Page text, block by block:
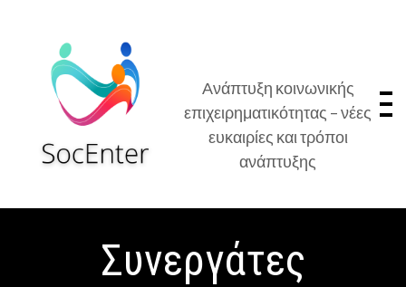
content
Ανάπτυξη κοινωνικής
επιχειρηματικότητας – νέες
ευκαιρίες και τρόποι
ανάπτυξης
Συνεργάτες